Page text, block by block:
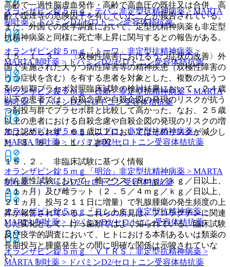
オランザピン錠５ｍｇ「テバ」非定型抗精神病薬 > MARTA
制吐薬 > ドパミンD2/セロトニン受容体拮抗薬
オランザピン錠５ｍｇ「トーワ」 非定型抗精神病薬 >
MARTA 制吐薬 > ドパミンD2/セロトニン受容体拮抗薬
オランザピン錠５ｍｇ「日新」非定型抗精神病薬 > MARTA
制吐薬 > ドパミンD2/セロトニン受容体拮抗薬
オランザピン錠５ｍｇ「ニプロ」非定型抗精神病薬 >
MARTA 制吐薬 > ドパミンD2/セロトニン受容体拮抗薬
オランザピン錠５ｍｇ「明治」 非定型抗精神病薬 > MARTA
制吐薬 > ドパミンD2/セロトニン受容体拮抗薬
オランザピン錠５ｍｇ「ヨシトミ」非定型抗精神病薬 >
MARTA 制吐薬 > ドパミンD2/セロトニン受容体拮抗薬
オランザピン錠５ｍｇ「ＶＴＲＳ」非定型抗精神病薬 >
MARTA 制吐薬 > ドパミンD2/セロトニン受容体拮抗薬
高齢で一過性脳虚血発作・高齢で高血圧の既往又は合併、高
齢で喫煙等の危険因子を有していたことが報告されている。
また、外国での疫学調査において、定型抗精神病薬も非定型
抗精神病薬と同様に死亡率上昇に関与するとの報告がある。
１５．１．３． 〈双極性障害におけるうつ症状の改善〉外
国で実施された大うつ病性障害等の精神疾患（双極性障害の
うつ症状を含む）を有する患者を対象とした、複数の抗うつ
剤の短期プラセボ対照臨床試験の検討結果において、２４歳
以下の患者では、自殺念慮や自殺企図の発現のリスクが抗う
つ剤投与群でプラセボ群と比較して高かった。なお、２５歳
以上の患者における自殺念慮や自殺企図の発現のリスクの増
加は認められず、６５歳以上においてはそのリスクが減少し
た〔８．８、９．１．７参照〕。
１５．２． 非臨床試験に基づく情報
がん原性試験において、雌マウス（８ｍｇ／ｋｇ／日以上、
２１ヵ月）及び雌ラット（２．５／４ｍｇ／ｋｇ／日以上、
２１ヵ月、投与２１１日に増量）で乳腺腫瘍の発生頻度の上
昇が報告されている。これらの所見は、プロラクチンに関連
した変化として、げっ歯類ではよく知られている。臨床試験
及び疫学的調査において、ヒトにおける本剤あるいは類薬の
長期投与と腫瘍発生との間に明確な関係は示唆されていな
い。